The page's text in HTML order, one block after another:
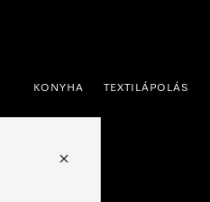
KONYHA TEXTILÁPOLÁS